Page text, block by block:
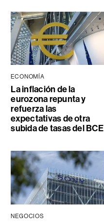
ECONOMÍA
La inflación de la
eurozona repunta y
refuerza las
expectativas de otra
subida de tasas del BCE
NEGOCIOS